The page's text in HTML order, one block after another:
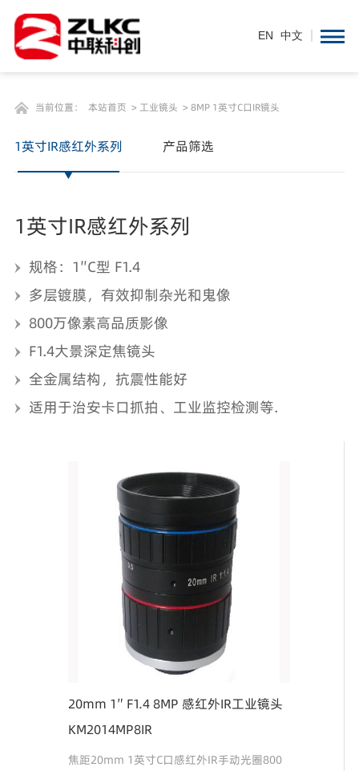
EN 中文
当前位置： 本站首页 > 工业镜头 > 8MP 1英寸C口IR镜头
1英寸IR感红外系列 产品筛选
1英寸IR感红外系列
规格：1″C型 F1.4
多层镀膜，有效抑制杂光和鬼像
800万像素高品质影像
F1.4大景深定焦镜头
全金属结构，抗震性能好
适用于治安卡口抓拍、工业监控检测等.
20mm 1″ F1.4 8MP 感红外IR工业镜头
KM2014MP8IR
焦距20mm 1英寸C口感红外IR手动光圈800